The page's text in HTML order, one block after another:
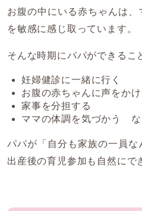
お腹の中にいる赤ちゃんは
を敏感に感じ取っています。
そんな時期にパパができるこ
妊婦健診に一緒に行く
お腹の赤ちゃんに声をかけ
家事を分担する
ママの体調を気づかう
パパが「自分も家族の一員な
出産後の育児参加も自然にで